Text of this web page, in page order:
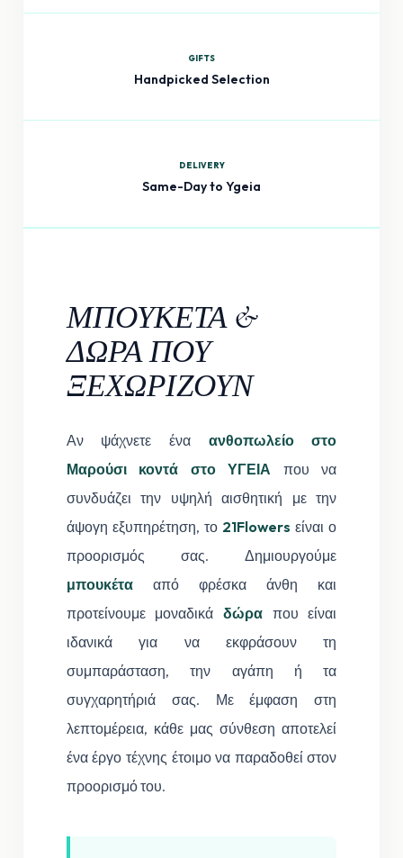
GIFTS
Handpicked Selection
DELIVERY
Same-Day to Ygeia
ΜΠΟΥΚΕΤΑ &
ΔΩΡΑ ΠΟΥ
ΞΕΧΩΡΙΖΟΥΝ
Αν ψάχνετε ένα ανθοπωλείο στο
Μαρούσι κοντά στο ΥΓΕΙΑ που να
συνδυάζει την υψηλή αισθητική με την
άψογη εξυπηρέτηση, το 21Flowers είναι ο
προορισμός σας. Δημιουργούμε
μπουκέτααπό φρέσκα άνθη και
προτείνουμε μοναδικά δώρα που είναι
ιδανικά για να εκφράσουν τη
συμπαράσταση, την αγάπη ή τα
συγχαρητήριά σας. Με έμφαση στη
λεπτομέρεια, κάθε μας σύνθεση αποτελεί
ένα έργο τέχνης έτοιμο να παραδοθεί στον
προορισμό του.